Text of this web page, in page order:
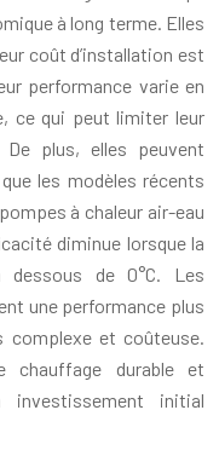
à long terme. Elles
coût d’installation est
performance varie en
ce qui peut limiter leur
plus, elles peuvent
les modèles récents
à chaleur air-eau
diminue lorsque la
dessous de 0°C. Les
une performance plus
complexe et coûteuse.
chauffage durable et
investissement initial